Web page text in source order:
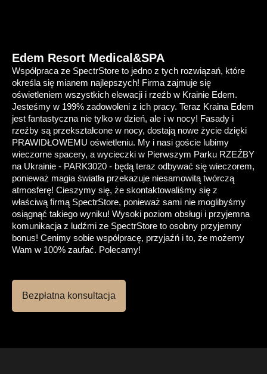
Edem Resort Medical&SPA
Współpraca ze SpectrStore to jedno z tych rozwiązań, które
określa się mianem najlepszych! Firma zajmuje się
oświetleniem wszystkich elewacji i rzeźb w Krainie Edem.
Jesteśmy w 199% zadowoleni z ich pracy. Teraz Kraina Edem
jest fantastyczna nie tylko w dzień, ale i w nocy! Fasady i
rzeźby są przekształcone w nocy, dostają nowe życie dzięki
PRAWIDŁOWEMU oświetleniu. My i nasi goście lubimy
wieczorne spacery, a wycieczki w Pierwszym Parku RZEŹBY
na Ukrainie - PARK3020 - będą teraz odbywać się wieczorem,
ponieważ magia światła przekazuje niesamowitą twórczą
atmosferę! Cieszymy się, że skontaktowaliśmy się z
właściwą firmą SpectrStore, ponieważ sami nie moglibyśmy
osiągnąć takiego wyniku! Wysoki poziom obsługi i przyjemna
komunikacja z ludźmi ze SpectrStore to osobny przyjemny
bonus! Cenimy sobie współpracę, przyjaźń i to, że możemy
Wam w 100% zaufać. Polecamy!
Bezpłatna konsultacja